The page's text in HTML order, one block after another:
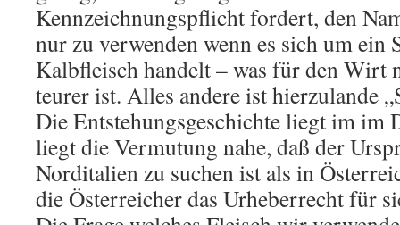
Kennzeichnungspflicht fordert, den
nur zu verwenden wenn es sich um ein
Kalbfleisch handelt – was für den Wirt
teurer ist. Alles andere ist hierzulande
Die Entstehungsgeschichte liegt im im
liegt die Vermutung nahe, daß der
Norditalien zu suchen ist als in
die Österreicher das Urheberrecht für